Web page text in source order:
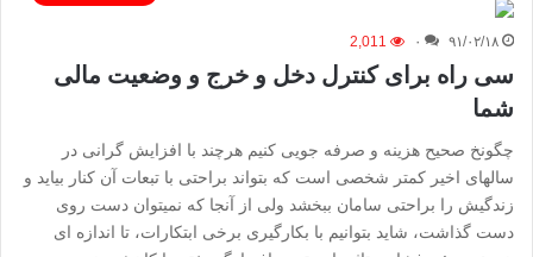
۹۱/۰۲/۱۸ ۰ 2,011
سی راه برای کنترل دخل و خرج و وضعیت مالی
شما
چگونخ صحیح هزینه و صرفه جویی کنیم هرچند با افزایش گرانی در
سالهای اخیر کمتر شخصی است که بتواند براحتی با تبعات آن کنار بیاید و
زندگیش را براحتی سامان ببخشد ولی از آنجا که نمیتوان دست روی
دست گذاشت، شاید بتوانیم با بکارگیری برخی ابتکارات، تا اندازه ای